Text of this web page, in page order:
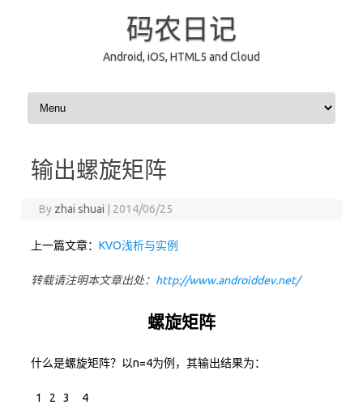
码农日记
Android, iOS, HTML5 and Cloud
Skip to content
输出螺旋矩阵
By zhai shuai 2014/06/25
上一篇文章： KVO浅析与实例
转载请注明本文章出处： http://www.androiddev.net/
螺旋矩阵
什么是螺旋矩阵？以n=4为例，其输出结果为：
1 2 3 4